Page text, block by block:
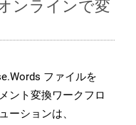
ンラインで変
ファイルを
ント変換ワークフロ
ーションは、